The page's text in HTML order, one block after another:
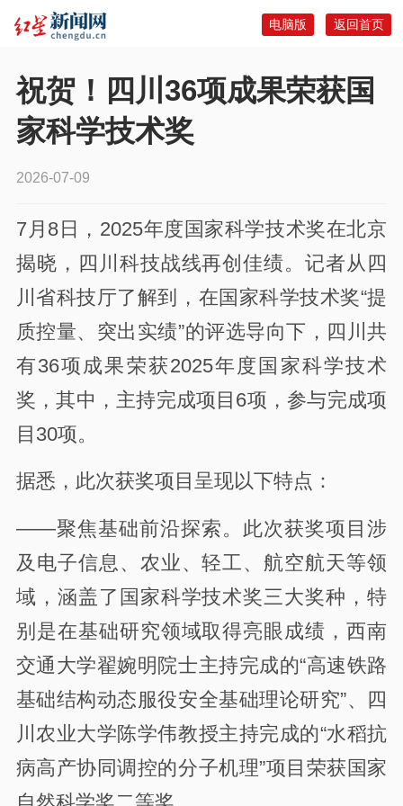
返回首页
电脑版
祝贺！四川36项成果荣获国
家科学技术奖
2026-07-09
7月8日，2025年度国家科学技术奖在北京
揭晓，四川科技战线再创佳绩。记者从四
川省科技厅了解到，在国家科学技术奖“提
质控量、突出实绩”的评选导向下，四川共
有36项成果荣获2025年度国家科学技术
奖，其中，主持完成项目6项，参与完成项
目30项。
据悉，此次获奖项目呈现以下特点：
——聚焦基础前沿探索。此次获奖项目涉
及电子信息、农业、轻工、航空航天等领
域，涵盖了国家科学技术奖三大奖种，特
别是在基础研究领域取得亮眼成绩，西南
交通大学翟婉明院士主持完成的“高速铁路
基础结构动态服役安全基础理论研究”、四
川农业大学陈学伟教授主持完成的“水稻抗
病高产协同调控的分子机理”项目荣获国家